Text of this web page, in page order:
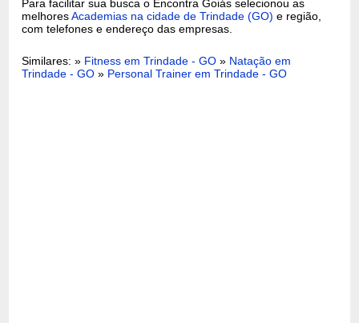
Para facilitar sua busca o Encontra Goiás selecionou as
melhoresAcademias na cidade de Trindade (GO) e região,
com telefones e endereço das empresas.
Similares: » Fitness em Trindade - GO » Natação em
Trindade - GO » Personal Trainer em Trindade - GO